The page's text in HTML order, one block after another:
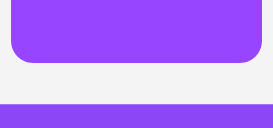
канала Ai molodca,
Продакт-
проектов